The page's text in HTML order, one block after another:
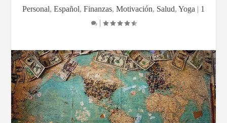
Personal, Español, Finanzas, Motivación, Salud, Yoga | 1
|